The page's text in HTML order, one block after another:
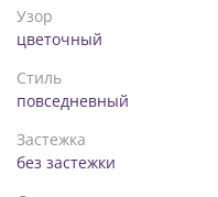
Узор
цветочный
Стиль
повседневный
Застежка
без застежки